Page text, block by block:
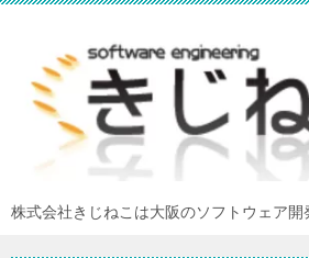
株式会社きじねこは大阪のソフトウェア開